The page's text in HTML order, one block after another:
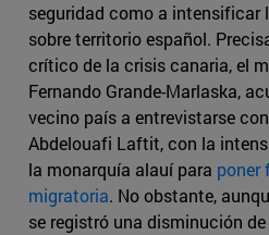
seguridad como a intensificar
sobre territorio español.
crítico de la crisis canaria, el
Fernando Grande-Marlaska,
vecino país a entrevistarse
Abdelouafi Laftit, con la
la monarquía alauí para poner
migratoria. No obstante,
se registró una disminución